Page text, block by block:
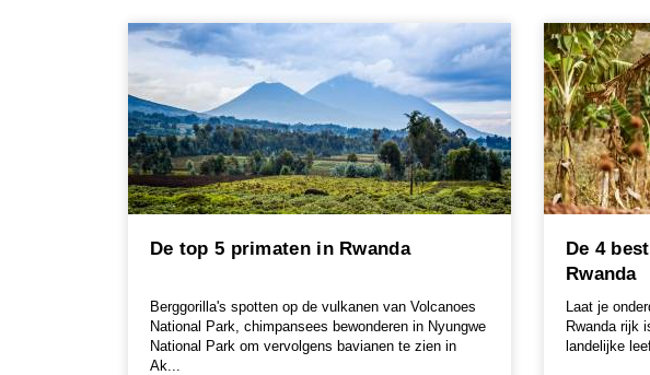
De top 5 primaten in Rwanda
Berggorilla's spotten op de vulkanen van Volcanoes
National Park, chimpansees bewonderen in Nyungwe
National Park om vervolgens bavianen te zien in
Ak...
De 4
Rwanda
Laat je
Rwanda rijk
landelijke